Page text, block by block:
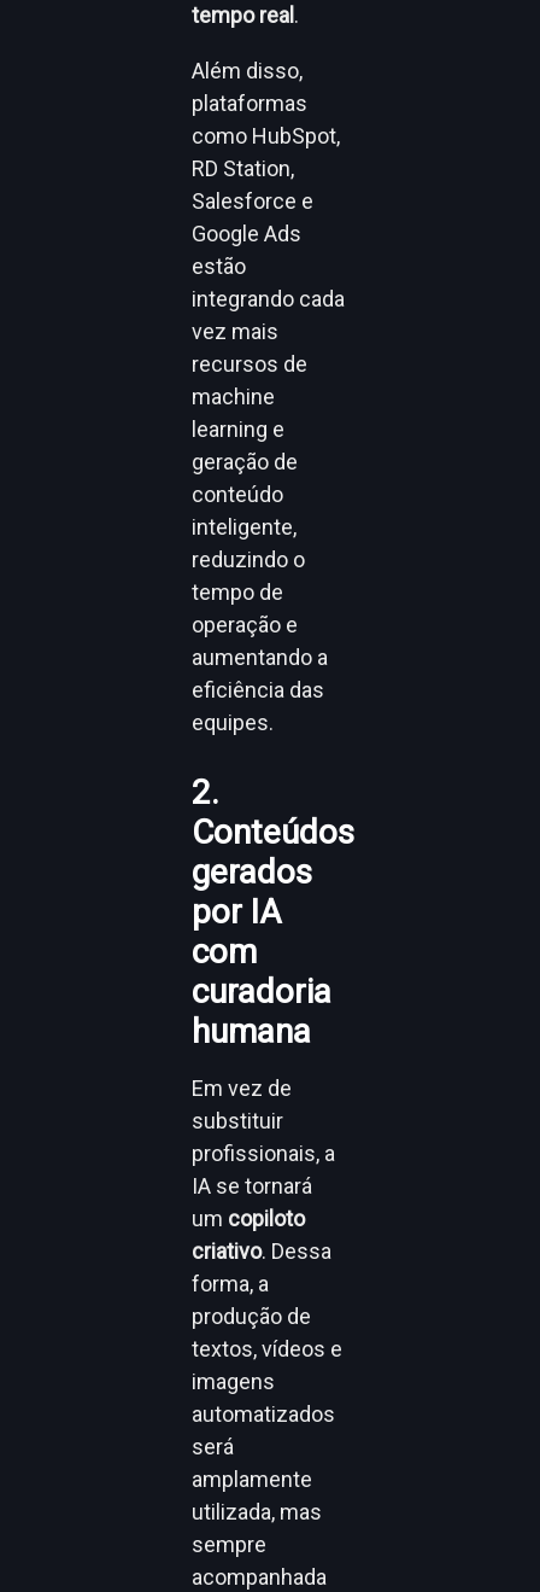
tempo real.
Além disso,
plataformas
como HubSpot,
RD Station,
Salesforce e
Google Ads
estão
integrando cada
vez mais
recursos de
machine
learning e
geração de
conteúdo
inteligente,
reduzindo o
tempo de
operação e
aumentando a
eficiência das
equipes.
2.
Conteúdos
gerados
por IA
com
curadoria
humana
Em vez de
substituir
profissionais, a
IA se tornará
um copiloto
criativo. Dessa
forma, a
produção de
textos, vídeos e
imagens
automatizados
será
amplamente
utilizada, mas
sempre
acompanhada